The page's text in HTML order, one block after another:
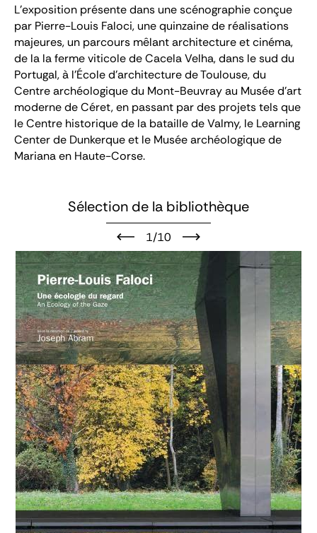
L’exposition présente dans une scénographie conçue
par Pierre-Louis Faloci, une quinzaine de réalisations
majeures, un parcours mêlant architecture et cinéma,
de la la ferme viticole de Cacela Velha, dans le sud du
Portugal, à l’École d’architecture de Toulouse, du
Centre archéologique du Mont-Beuvray au Musée d’art
moderne de Céret, en passant par des projets tels que
le Centre historique de la bataille de Valmy, le Learning
Centerde Dunkerque et le Musée archéologique de
Mariana en Haute-Corse.
Sélection de la bibliothèque
1/10